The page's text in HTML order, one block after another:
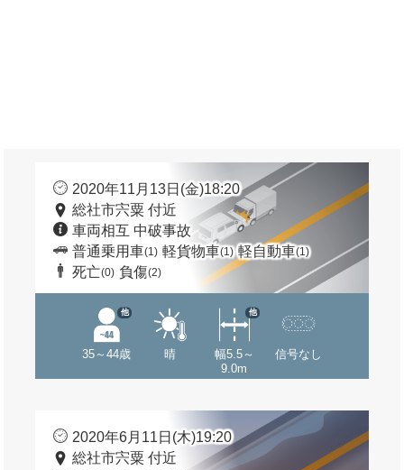
2020年11月13日(金)18:20
総社市宍粟 付近
車両相互 中破事故
普通乗用車(1) 軽貨物車(1) 軽自動車(1)
死亡(0) 負傷(2)
35～44歳
他
晴
幅5.5～
9.0m
他
信号なし
2020年6月11日(木)19:20
総社市宍粟 付近